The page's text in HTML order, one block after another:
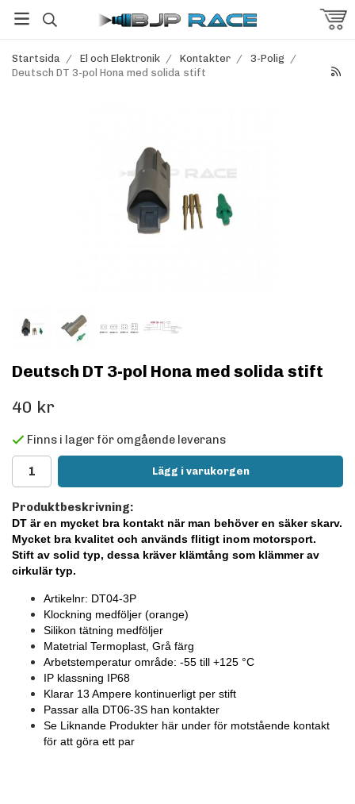
Startsida / El och Elektronik / Kontakter / 3-Polig /
Deutsch DT 3-pol Hona med solida stift
Deutsch DT 3-pol Hona med solida stift
40 kr
Finns i lager för omgående leverans
Lägg i varukorgen
Produktbeskrivning:
DT är en mycket bra kontakt när man behöver en säker skarv.
Mycket bra kvalitet och används flitigt inom motorsport.
Stift av solid typ, dessa kräver klämtång som klämmer av
cirkulär typ.
Artikelnr: DT04-3P
Klockning medföljer (orange)
Silikon tätning medföljer
Matetrial Termoplast, Grå färg
Arbetstemperatur område: -55 till +125 °C
IP klassning IP68
Klarar 13 Ampere kontinuerligt per stift
Passar alla DT06-3S han kontakter
Se Liknande Produkter här under för motstående kontakt
för att göra ett par